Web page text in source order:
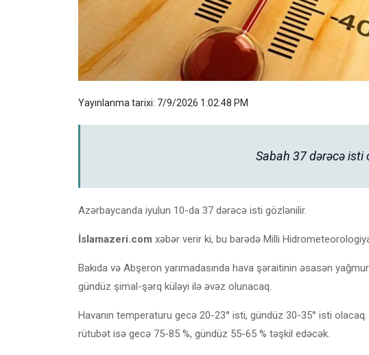
Yayınlanma tarixi: 7/9/2026 1:02:48 PM
Sabah 37 dərəcə isti
Azərbaycanda iyulun 10-da 37 dərəcə isti gözlənilir.
İslamazeri.com xəbər verir ki, bu barədə Milli
Bakıda və Abşeron yarımadasında hava şəraitinin əsasən
gündüz şimal-şərq küləyi ilə əvəz olunacaq.
Havanın temperaturu gecə 20-23° isti, gündüz 30-35° isti
rütubət isə gecə 75-85 %, gündüz 55-65 % təşkil edəcək.